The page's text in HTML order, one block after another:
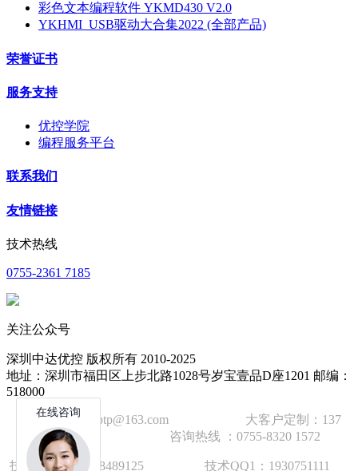
彩色文本编程软件 YKMD430 V2.0
YKHMI_USB驱动大合集2022 (全部产品)
荣誉证书
服务支持
优控学院
编程服务平台
联系我们
友情链接
技术热线
0755-2361 7185
关注公众号
深圳中达优控 版权所有 2010-2025
地址：深圳市福田区上步北路1028号岁宝壹品D座1201 邮编：
518000
技术邮箱：wzbtp@163.com 大客户定制：137
1392 2586 咨询热线 ：0755-8320 1572
技术手机：18928489125 技术QQ1：1930751111